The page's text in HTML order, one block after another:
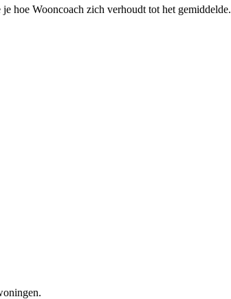
hoe Wooncoach zich verhoudt tot het gemiddelde.